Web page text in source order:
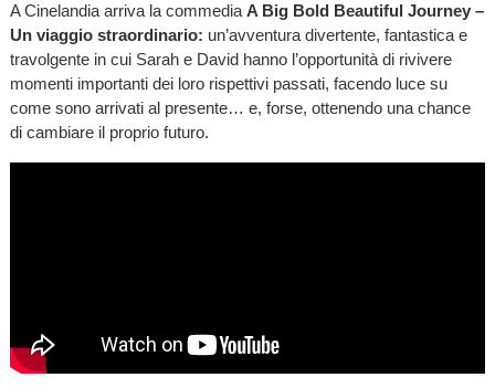
A Cinelandia arriva la commedia A Big Bold Beautiful Journey –
Un viaggio straordinario: un’avventura divertente, fantastica e
travolgente in cui Sarah e David hanno l’opportunità di rivivere
momenti importanti dei loro rispettivi passati, facendo luce su
come sono arrivati al presente… e, forse, ottenendo una chance
di cambiare il proprio futuro.